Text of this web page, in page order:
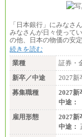
「日本銀行」にみなさ
みなさんが日々使って
の他、日本の物価の安
続きを読む
業種
証券・
新卒／中途
2027新
募集職種
2027新
中途：
雇用形態
2027新
中途：